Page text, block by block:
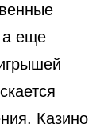
а еще
Казино